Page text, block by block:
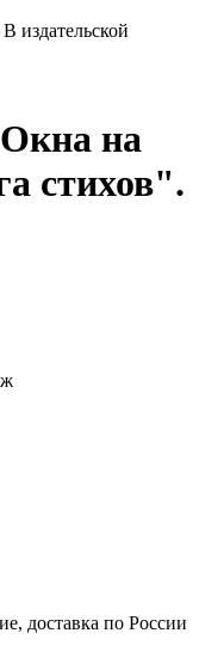
издательской
на
стихов".
доставка по России